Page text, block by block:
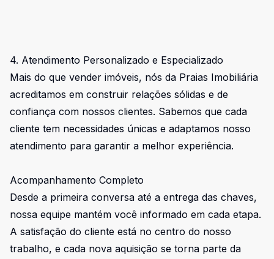
4. Atendimento Personalizado e Especializado
Mais do que vender imóveis, nós da Praias Imobiliária
acreditamos em construir relações sólidas e de
confiança com nossos clientes. Sabemos que cada
cliente tem necessidades únicas e adaptamos nosso
atendimento para garantir a melhor experiência.
Acompanhamento Completo
Desde a primeira conversa até a entrega das chaves,
nossa equipe mantém você informado em cada etapa.
A satisfação do cliente está no centro do nosso
trabalho, e cada nova aquisição se torna parte da